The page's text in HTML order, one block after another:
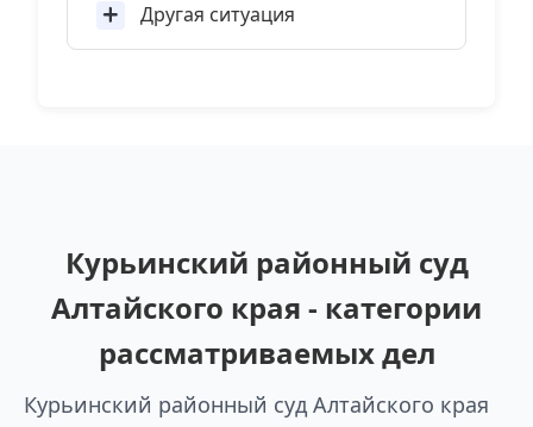
Другая ситуация
Курьинский районный суд
Алтайского края - категории
рассматриваемых дел
Курьинский районный суд Алтайского края